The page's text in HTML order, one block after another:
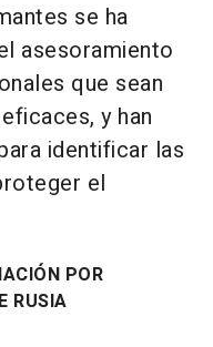
se ha
asesoramiento
que sean
y han
identificar las
el
POR
RUSIA